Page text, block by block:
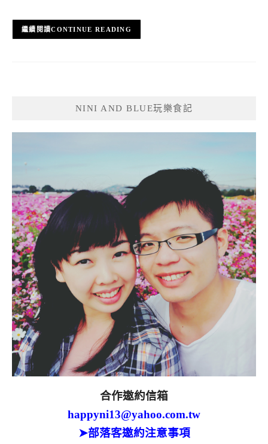
CONTINUE READING
NINI AND BLUE玩樂食記
合作邀約信箱
happyni13@yahoo.com.tw
➤部落客邀約注意事項